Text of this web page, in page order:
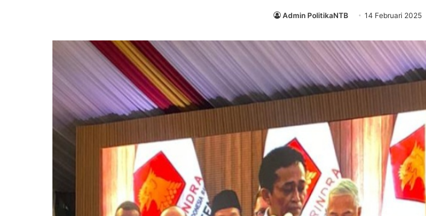
Admin PolitikaNTB 14 Februari 2025